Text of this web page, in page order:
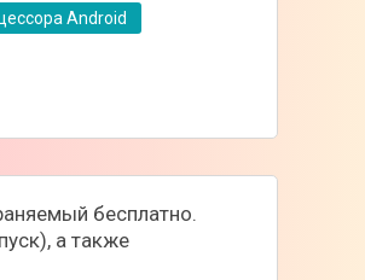
Android
бесплатно.
а также